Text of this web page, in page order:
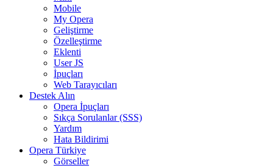
Mobile
My Opera
Geliştirme
Özelleştirme
Eklenti
User JS
İpuçları
Web Tarayıcıları
Destek Alın
Opera İpuçları
Sıkça Sorulanlar (SSS)
Yardım
Hata Bildirimi
Opera Türkiye
Görseller